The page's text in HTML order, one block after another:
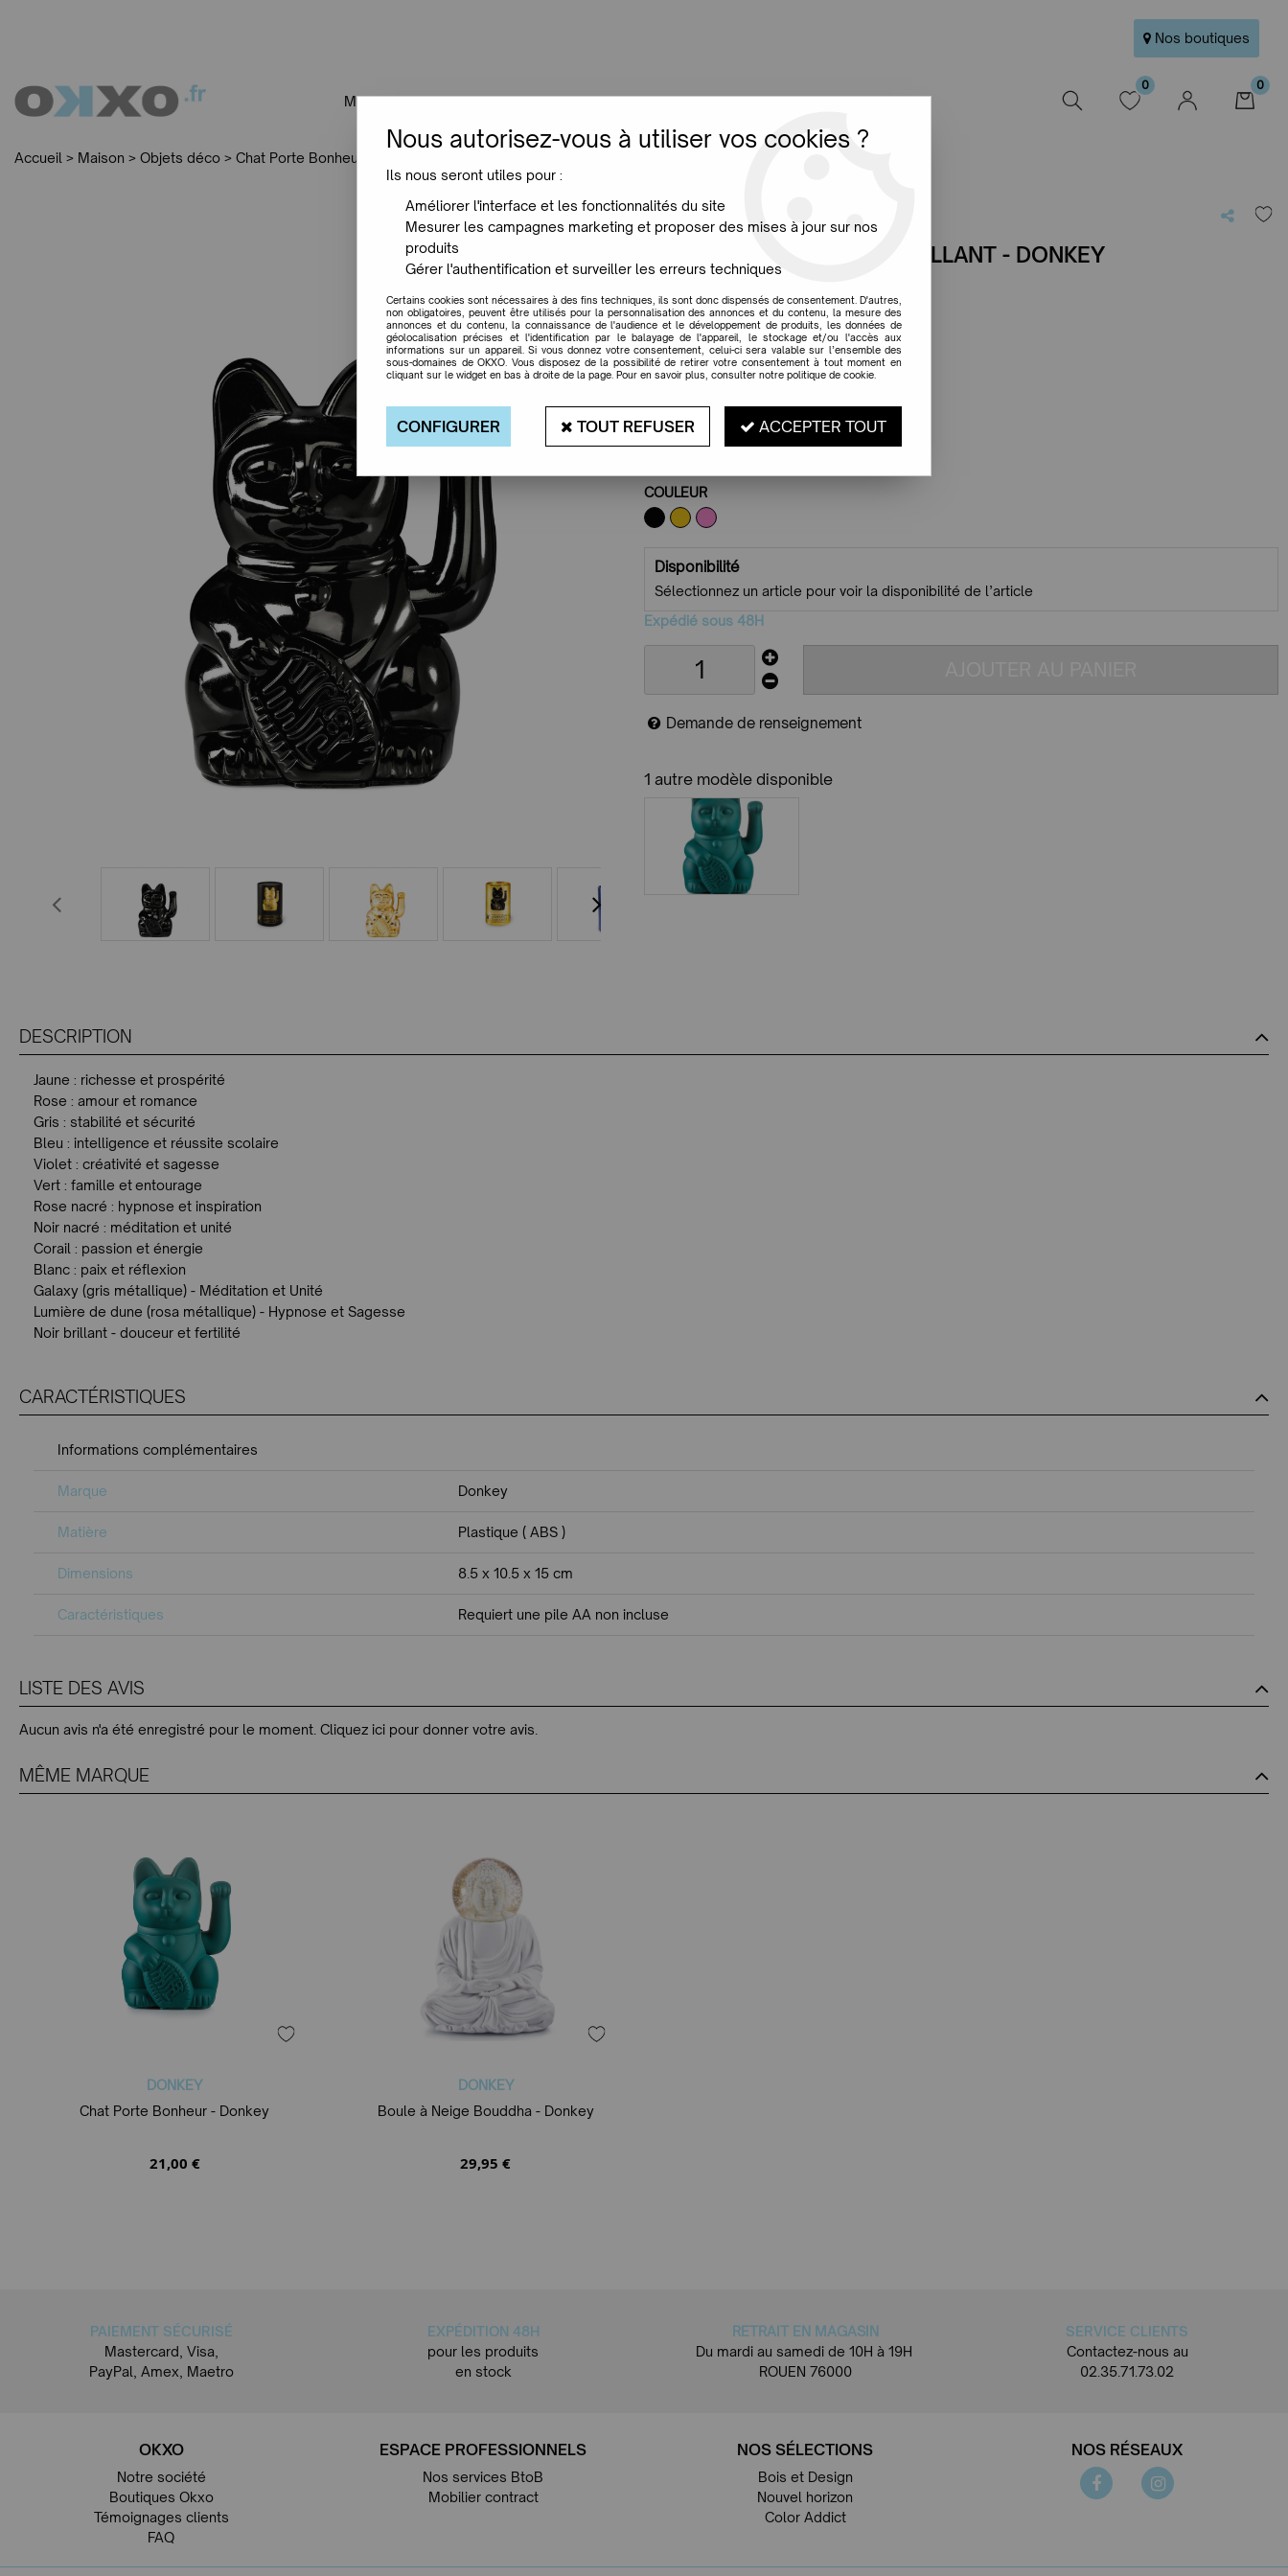
Nos boutiques
MOBILIER LUMINAIRES JARDIN MAISON PROMO NEW
0 0
Accueil > Maison > Objets déco > Chat Porte Bonheur Brillant - Donkey
CHAT PORTE BONHEUR BRILLANT - DONKEY
31,00 €TTC
Réf. :DONB
Description Caractéristiques
Faites votre choix
COULEUR
Disponibilité
Sélectionnez un article pour voir la disponibilité de l’article
Expédié sous 48H
Demande de renseignement
1 autre modèle disponible
DESCRIPTION
Jaune : richesse et prospérité
Rose : amour et romance
Gris : stabilité et sécurité
Bleu : intelligence et réussite scolaire
Violet : créativité et sagesse
Vert : famille et entourage
Rose nacré : hypnose et inspiration
Noir nacré : méditation et unité
Corail : passion et énergie
Blanc : paix et réflexion
Galaxy (gris métallique) - Méditation et Unité
Lumière de dune (rosa métallique) - Hypnose et Sagesse
Noir brillant - douceur et fertilité
CARACTÉRISTIQUES
Informations complémentaires
Marque Donkey
Matière Plastique ( ABS )
Dimensions 8.5 x 10.5 x 15 cm
Caractéristiques Requiert une pile AA non incluse
LISTE DES AVIS
Aucun avis n'a été enregistré pour le moment. Cliquez ici pour donner votre avis.
MÊME MARQUE
DONKEY
Chat Porte Bonheur - Donkey
21,00 €
DONKEY
Boule à Neige Bouddha - Donkey
29,95 €
PAIEMENT SÉCURISÉ
Mastercard, Visa,
PayPal, Amex, Maetro
EXPÉDITION 48H
pour les produits
en stock
RETRAIT EN MAGASIN
Du mardi au samedi de 10H à 19H
ROUEN 76000
SERVICE CLIENTS
Contactez-nous au
02.35.71.73.02
OKXO
Notre société
Boutiques Okxo
Témoignages clients
FAQ
ESPACE PROFESSIONNELS
Nos services BtoB
Mobilier contract
NOS SÉLECTIONS
Bois et Design
Nouvel horizon
Color Addict
NOS RÉSEAUX
Nous autorisez-vous à utiliser vos cookies ?
Ils nous seront utiles pour :
Améliorer l'interface et les fonctionnalités du site
Mesurer les campagnes marketing et proposer des mises à jour sur nos
produits
Gérer l'authentification et surveiller les erreurs techniques
Certains cookies sont nécessaires à des fins techniques, ils sont donc dispensés de consentement. D'autres,
non obligatoires, peuvent être utilisés pour la personnalisation des annonces et du contenu, la mesure des
annonces et du contenu, la connaissance de l'audience et le développement de produits, les données de
géolocalisation précises et l'identification par le balayage de l'appareil, le stockage et/ou l'accès aux
informations sur un appareil. Si vous donnez votre consentement, celui-ci sera valable sur l’ensemble des
sous-domaines de OKXO. Vous disposez de la possibilité de retirer votre consentement à tout moment en
cliquant sur le widget en bas à droite de la page. Pour en savoir plus, consulter notre politique de cookie.
CONFIGURER TOUT REFUSER ACCEPTER TOUT